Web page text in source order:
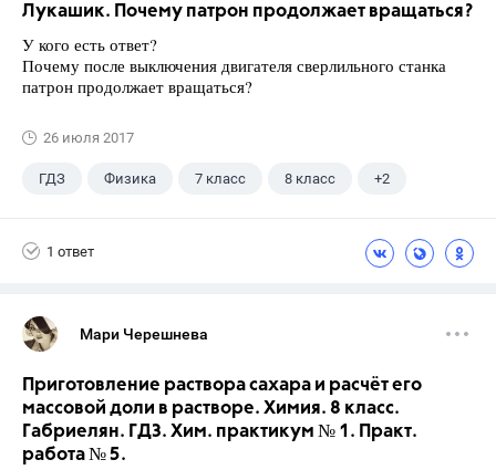
Лукашик. Почему патрон продолжает вращаться?
У кого есть ответ?
Почему после выключения двигателя сверлильного станка
патрон продолжает вращаться?
26 июля 2017
ГДЗ Физика 7 класс 8 класс +2
1 ответ
Мари Черешнева
Приготовление раствора сахара и расчёт его
массовой доли в растворе. Химия. 8 класс.
Габриелян. ГДЗ. Хим. практикум № 1. Практ.
работа № 5.